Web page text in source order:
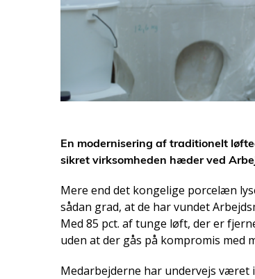
En modernisering af traditionelt
sikret virksomheden hæder ved
Mere end det kongelige porcelæn
sådan grad, at de har vundet
Med 85 pct. af tunge løft, der er
uden at der gås på kompromis med
Medarbejderne har undervejs